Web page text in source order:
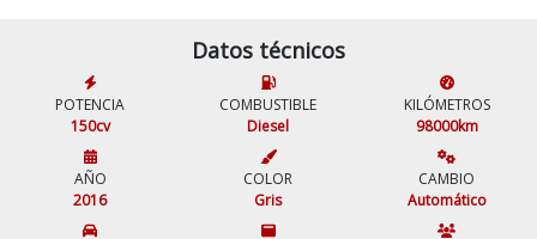
Datos técnicos
POTENCIA
150cv
COMBUSTIBLE
Diesel
KILÓMETROS
98000km
AÑO
2016
COLOR
Gris
CAMBIO
Automático